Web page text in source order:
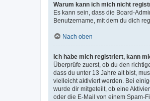
Warum kann ich mich nicht
Es kann sein, dass die Board-
Benutzername, mit dem du dich
Nach oben
Ich habe mich registriert, kann
Überprüfe zuerst, ob du den
dass du unter 13 Jahre alt bist,
vielleicht aktiviert werden. Bei
wurde dir mitgeteilt, ob eine
oder die E-Mail von einem Spam-